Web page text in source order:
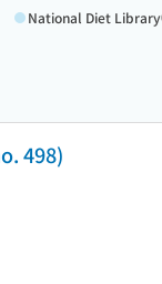
National Diet Library
498)